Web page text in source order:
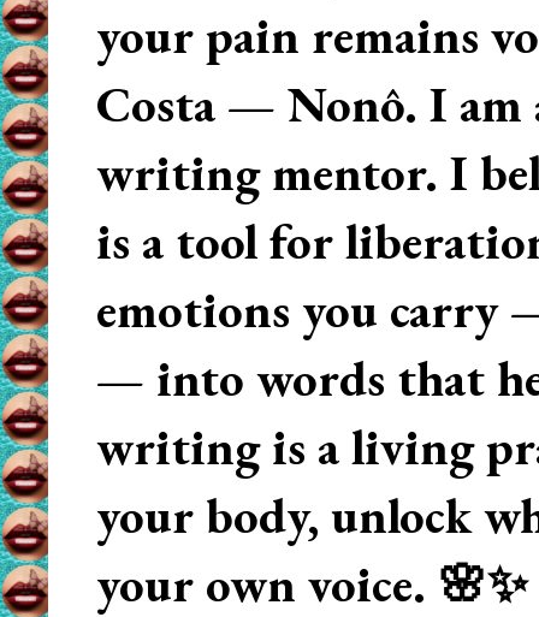
your pain remains
Costa — Nonô. I am
writing mentor. I
is a tool for
emotions you carry
— into words that
writing is a living
your body, unlock
your own voice.